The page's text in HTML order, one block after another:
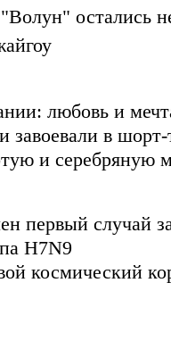
остались
любовь и
завоевали в шорт-
и серебряную
первый случай
H7N9
космический